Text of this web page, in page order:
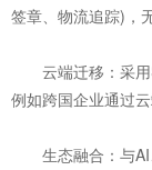
签章、物流追踪)，
云端迁移：采用
例如跨国企业通过
生态融合：与AI